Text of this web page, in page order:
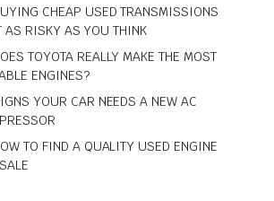
CHEAP USED TRANSMISSIONS
AS RISKY AS YOU THINK
TOYOTA REALLY MAKE THE MOST
ENGINES?
YOUR CAR NEEDS A NEW AC
TO FIND A QUALITY USED ENGINE